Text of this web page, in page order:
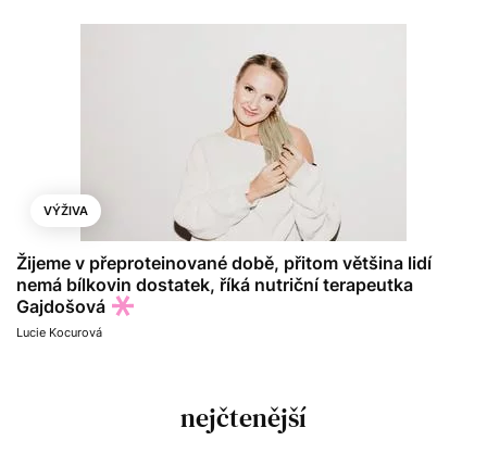
VÝŽIVA
Žijeme v přeproteinované době, přitom většina lidí
nemá bílkovin dostatek, říká nutriční terapeutka
Gajdošová
Lucie Kocurová
nejčtenější